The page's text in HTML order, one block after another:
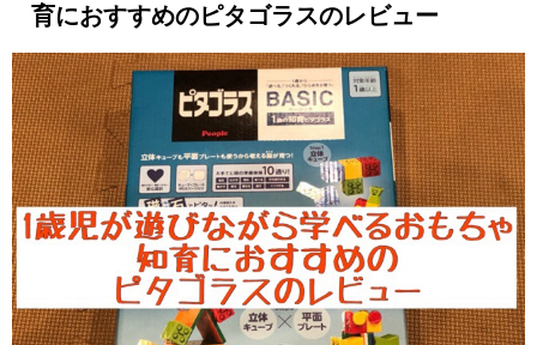
育におすすめのピタゴラスのレビュー